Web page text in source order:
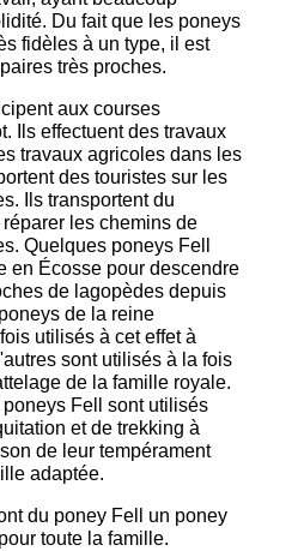
Du fait que les poneys
fidèles à un type, il est
très proches.
aux courses
Ils effectuent des travaux
travaux agricoles dans les
des touristes sur les
Ils transportent du
les chemins de
Quelques poneys Fell
en Écosse pour descendre
de lagopèdes depuis
de la reine
utilisés à cet effet à
sont utilisés à la fois
de la famille royale.
Fell sont utilisés
et de trekking à
de leur tempérament
adaptée.
du poney Fell un poney
toute la famille.